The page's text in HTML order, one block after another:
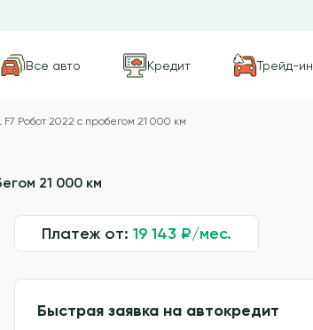
Все авто Кредит Трейд-ин
F7 Робот 2022 с пробегом 21 000 км
21 000 км
Платеж от: 19 143 ₽/мес.
Быстрая заявка на автокредит